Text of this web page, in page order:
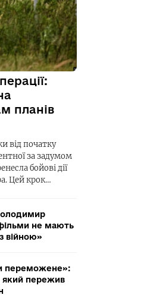
планів
від початку
за задумом
бойові дії
Цей крок…
не мають
війною»
переможене»:
який пережив